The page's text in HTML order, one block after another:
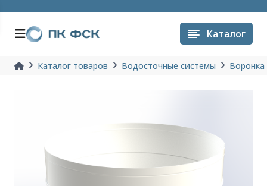
Каталог
Каталог товаров Водосточные системы